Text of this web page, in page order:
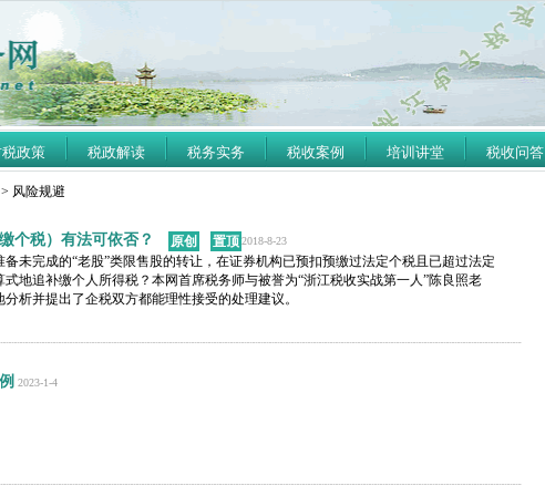
税政策 税政解读 税务实务 税收案例 培训讲堂 税收问答
> 风险规避
个税）有法可依否？ 原创 置顶2018-8-23
未完成的“老股”类限售股的转让，在证券机构已预扣预缴过法定个税且已超过法定
地追补缴个人所得税？本网首席税务师与被誉为“浙江税收实战第一人”陈良照老
析并提出了企税双方都能理性接受的处理建议。
2023-1-4